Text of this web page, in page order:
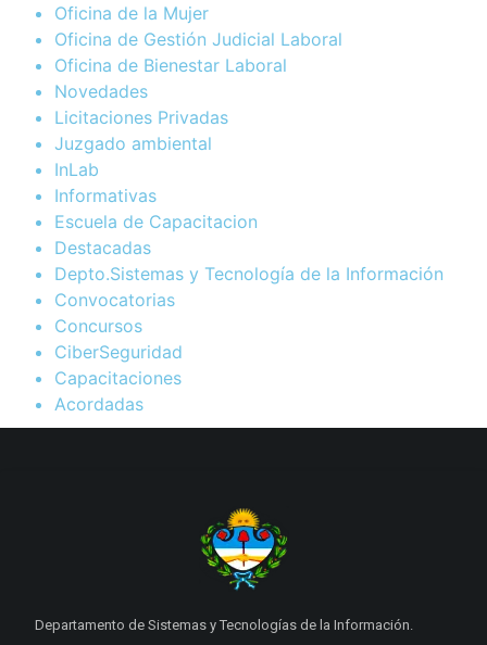
Oficina de la Mujer
Oficina de Gestión Judicial Laboral
Oficina de Bienestar Laboral
Novedades
Licitaciones Privadas
Juzgado ambiental
InLab
Informativas
Escuela de Capacitacion
Destacadas
Depto.Sistemas y Tecnología de la Información
Convocatorias
Concursos
CiberSeguridad
Capacitaciones
Acordadas
Departamento de Sistemas y Tecnologías de la Información.